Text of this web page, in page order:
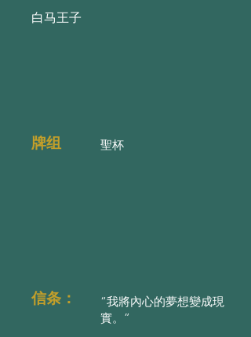
白马王子
牌组 聖杯
信条：
“我將內心的夢想變成現
實。”